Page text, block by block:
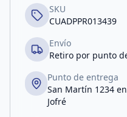
SKU
CUADPPR013439
Envío
Retiro por punto
Punto de entrega
San Martín 1234
Jofré